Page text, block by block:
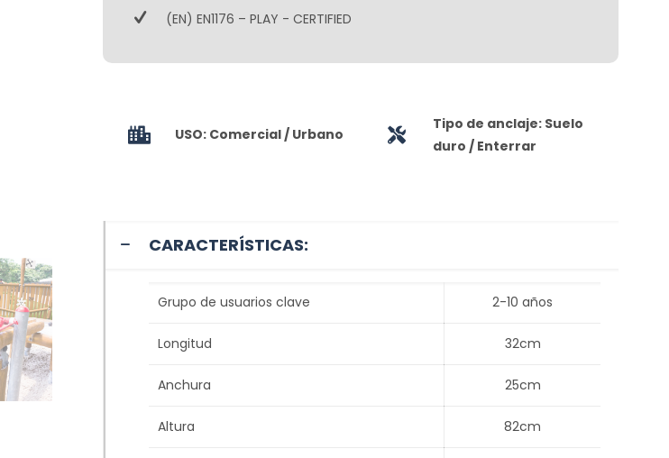
(EN) EN1176 – PLAY - CERTIFIED
USO: Comercial / Urbano
Tipo de anclaje: Suelo
duro / Enterrar
CARACTERÍSTICAS:
Grupo de usuarios clave 2-10 años
Longitud 32cm
Anchura 25cm
Altura 82cm